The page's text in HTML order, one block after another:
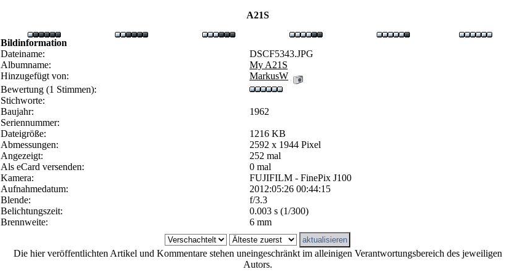
A21S
Bildinformation
Dateiname:
DSCF5343.JPG
Albumname:
My A21S
Hinzugefügt von:
MarkusW
Bewertung (1 Stimmen):
Stichworte:
Baujahr:
1962
Seriennummer:
Dateigröße:
1216 KB
Abmessungen:
2592 x 1944 Pixel
Angezeigt:
252 mal
Als eCard versenden:
0 mal
Kamera:
FUJIFILM - FinePix J100
Aufnahmedatum:
2012:05:26 00:44:15
Blende:
f/3.3
Belichtungszeit:
0.003 s (1/300)
Brennweite:
6 mm
Die hier veröffentlichten Artikel und Kommentare stehen uneingeschränkt im alleinigen Verantwortungsbereich des jeweiligen
Autors.